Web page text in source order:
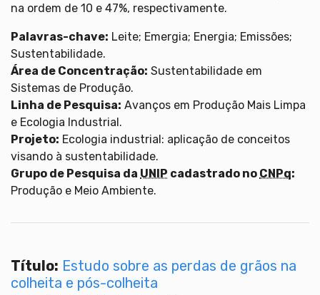
na ordem de 10 e 47%, respectivamente.
Palavras-chave: Leite; Emergia; Energia; Emissões;
Sustentabilidade.
Área de Concentração: Sustentabilidade em
Sistemas de Produção.
Linha de Pesquisa: Avanços em Produção Mais Limpa
e Ecologia Industrial.
Projeto: Ecologia industrial: aplicação de conceitos
visando à sustentabilidade.
Grupo de Pesquisa da UNIP cadastrado no CNPq:
Produção e Meio Ambiente.
Título: Estudo sobre as perdas de grãos na
colheita e pós-colheita